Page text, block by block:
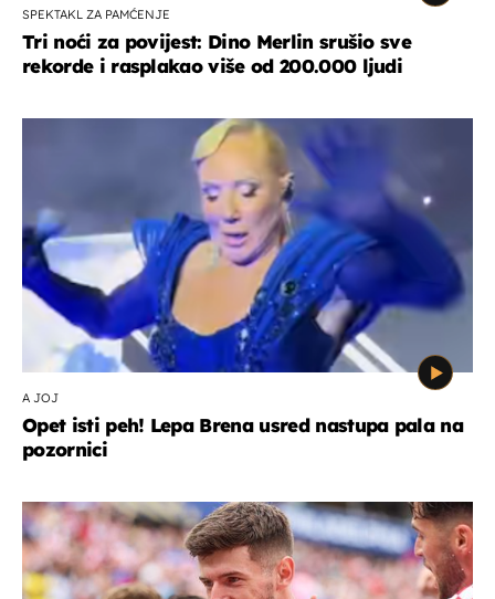
SPEKTAKL ZA PAMĆENJE
Tri noći za povijest: Dino Merlin srušio sve
rekorde i rasplakao više od 200.000 ljudi
A JOJ
Opet isti peh! Lepa Brena usred nastupa pala na
pozornici